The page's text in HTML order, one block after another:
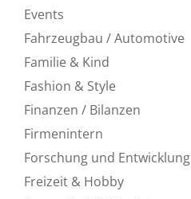
Events
Fahrzeugbau / Automotive
Familie & Kind
Fashion & Style
Finanzen / Bilanzen
Firmenintern
Forschung und Entwicklung
Freizeit & Hobby